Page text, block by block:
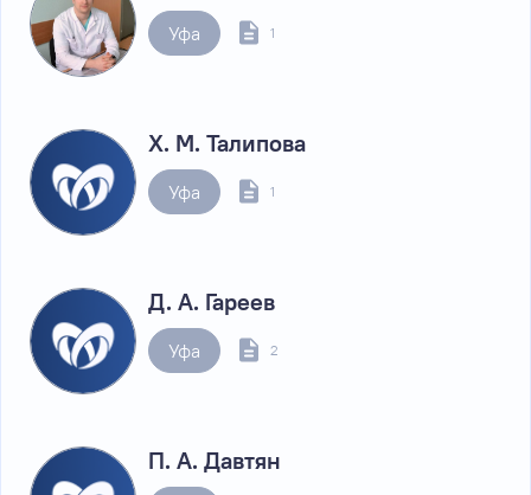
Уфа 1
Х. М. Талипова
Уфа 1
Д. А. Гареев
Уфа 2
П. А. Давтян